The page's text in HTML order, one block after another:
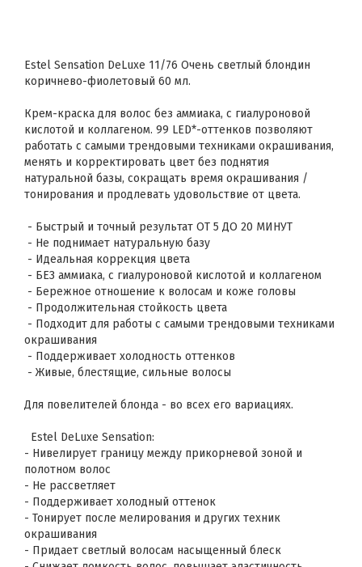
Estel Sensation DeLuxe 11/76 Очень светлый блондин
коричнево-фиолетовый 60 мл.
Крем-краска для волос без аммиака, с гиалуроновой
кислотой и коллагеном. 99 LED*-оттенков позволяют
работать с самыми трендовыми техниками окрашивания,
менять и корректировать цвет без поднятия
натуральной базы, сокращать время окрашивания /
тонирования и продлевать удовольствие от цвета.
- Быстрый и точный результат ОТ 5 ДО 20 МИНУТ
- Не поднимает натуральную базу
- Идеальная коррекция цвета
- БЕЗ аммиака, с гиалуроновой кислотой и коллагеном
- Бережное отношение к волосам и коже головы
- Продолжительная стойкость цвета
- Подходит для работы с самыми трендовыми техниками
окрашивания
- Поддерживает холодность оттенков
- Живые, блестящие, сильные волосы
Для повелителей блонда - во всех его вариациях.
Estel DeLuxe Sensation:
- Нивелирует границу между прикорневой зоной и
полотном волос
- Не рассветляет
- Поддерживает холодный оттенок
- Тонирует после мелирования и других техник
окрашивания
- Придает светлый волосам насыщенный блеск